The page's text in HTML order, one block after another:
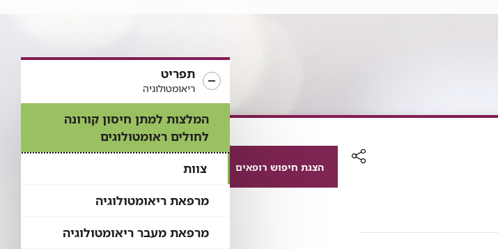
תפריט
ריאומטולוגיה
המלצות למתן חיסון קורונה
לחולים ראומטולוגים
צוות
מרפאת ריאומטולוגיה
מרפאת מעבר ריאומטולוגיה
הצגת חיפוש רופאים